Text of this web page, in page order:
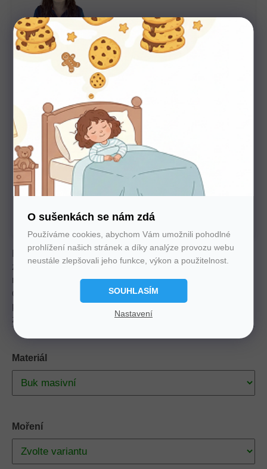
O sušenkách se nám zdá
Používáme cookies, abychom Vám umožnili pohodlné
prohlížení našich stránek a díky analýze provozu webu
neustále zlepšovali jeho funkce, výkon a použitelnost.
SOUHLASÍM
Nastavení
Potřebujete poradit s výběrem?
Nechte nám na sebe číslo. Zavoláme vám a se vším
U nás nakupujte bez starostí
Autorizovaný prodejce všech značek. 100%
záruka. Záruční i pozáruční servis.
Materiál
Moření
Elegantní komoda nabízí tichý, skrytý výsuv a tlumené
zavírání, což zajišťuje komfortní použití. Kombinace
masivního dřeva a přírodní dýhy vytváří harmonický
design. Dostupná v různých dekorech, perfektně ladí s
postelí Adriana. Robustní konstrukce a precizní
zpracování garantují dlouhou životnost.